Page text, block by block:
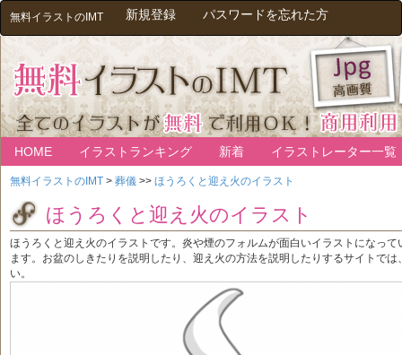
無料イラストのIMT 新規登録 パスワードを忘れた方
HOME イラストランキング 新着 イラストレーター一覧
無料イラストのIMT > 葬儀 >> ほうろくと迎え火のイラスト
ほうろくと迎え火のイラスト
ほうろくと迎え火のイラストです。炎や煙のフォルムが面白いイラストになっ
ます。お盆のしきたりを説明したり、迎え火の方法を説明したりするサイトで
い。